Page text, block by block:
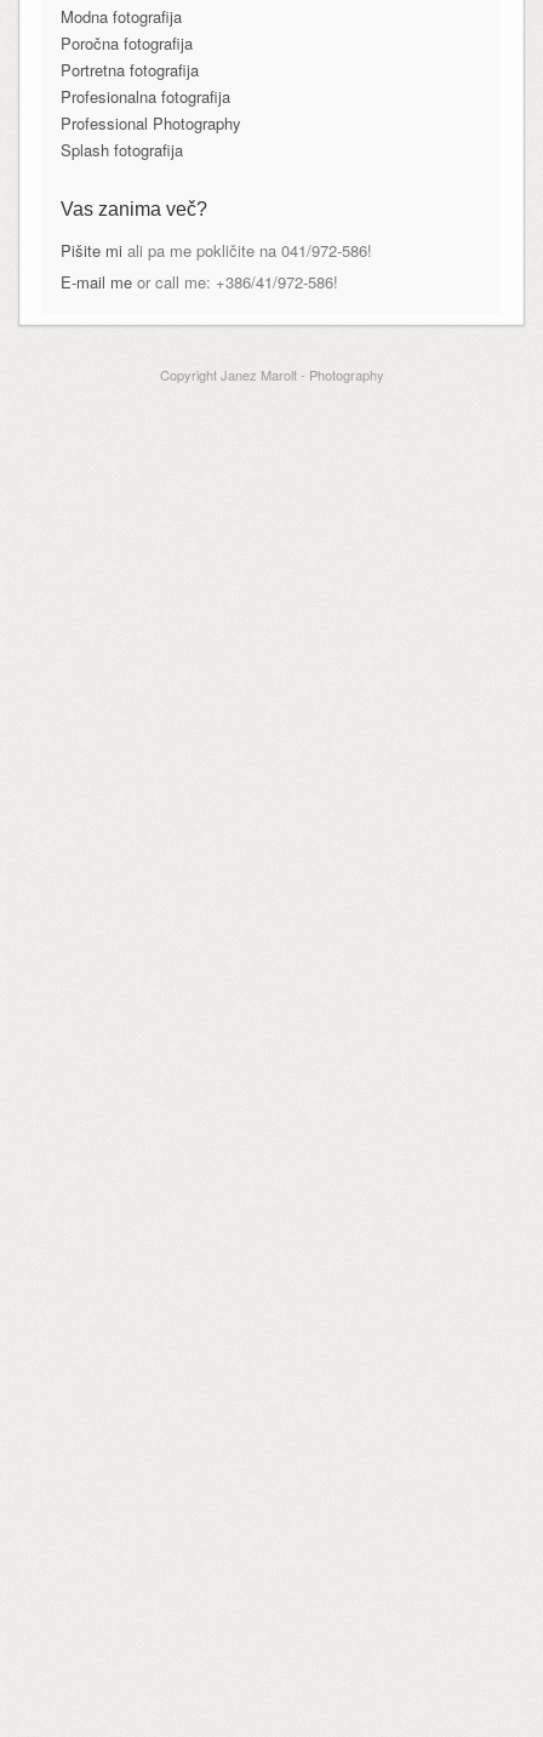
Modna fotografija
Poročna fotografija
Portretna fotografija
Profesionalna fotografija
Professional Photography
Splash fotografija
Vas zanima več?
Pišite mi ali pa me pokličite na 041/972-586!
E-mail meor call me: +386/41/972-586!
Copyright Janez Marolt - Photography